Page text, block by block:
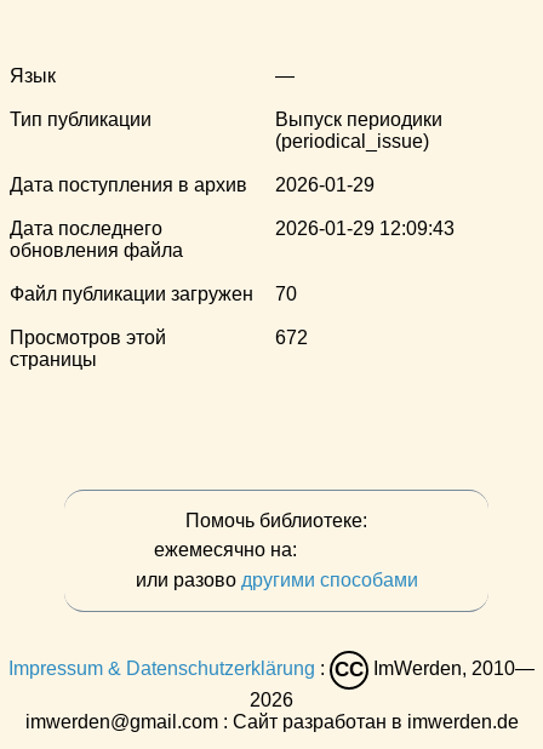
Язык —
Тип публикации
Выпуск периодики
(periodical_issue)
Дата поступления в архив 2026-01-29
Дата последнего
обновления файла
2026-01-29 12:09:43
Файл публикации загружен 70
Просмотров этой
страницы
672
Помочь библиотеке:
ежемесячно на:
или разово другими способами
Impressum & Datenschutzerklärung : CC
ImWerden, 2010—
2026
imwerden@gmail.com : Сайт разработан в imwerden.de